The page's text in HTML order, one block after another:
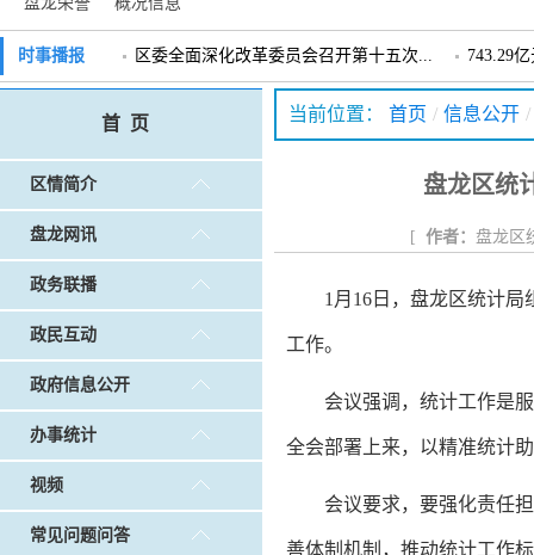
政府信息公开指南 | 政府信息公开制度 | 政策文件 法定主动公
常见问题问答
调查征集 做好“六稳”工作 落实“六保”任务 公共卫生知识普及
时事播报 区委全面深化改革委员会召开第十五次... 743.29
戴惠明调研辖区汽车企业 戴惠明
盘龙区委2026年度巡察工作会暨十三届...
戴惠明调研白沙河社区治理和东白沙河... 戴惠明
首 页
区情简介
盘龙网讯
政务联播
政民互动
政府信息公开
办事统计
视频
常见问题问答
当前位置： 首页 / 信息公开 /
盘龙区统
[ 作者： 盘龙区
1月16日，盘龙区统计
工作。
会议强调，统计工作是
全会部署上来，以精准统计
会议要求，要强化责任
善体制机制，推动统计工作